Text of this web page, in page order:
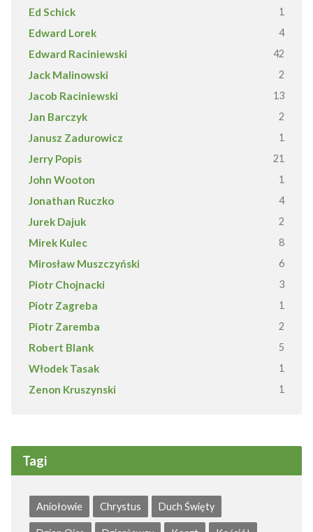
Ed Schick 1
Edward Lorek 4
Edward Raciniewski 42
Jack Malinowski 2
Jacob Raciniewski 13
Jan Barczyk 2
Janusz Zadurowicz 1
Jerry Popis 21
John Wooton 1
Jonathan Ruczko 4
Jurek Dajuk 2
Mirek Kulec 8
Mirosław Muszczyński 6
Piotr Chojnacki 3
Piotr Zagreba 1
Piotr Zaremba 2
Robert Blank 5
Włodek Tasak 1
Zenon Kruszynski 1
Tagi
Aniołowie Chrystus Duch Święty